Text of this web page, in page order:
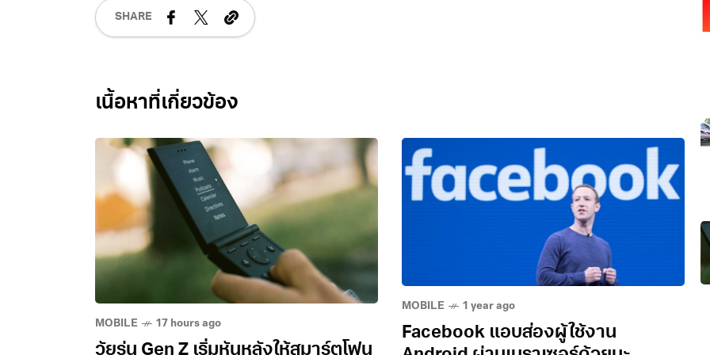
SHARE
Related Posts
MOBILE 17 hours ago
วัยรุ่น Gen Z เริ่มหันหลังให้สมาร์ตโฟน
MOBILE 1 year ago
Facebook แอบส่องผู้ใช้งาน